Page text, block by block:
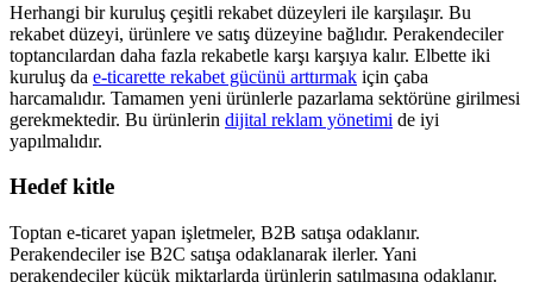
Herhangi bir kuruluş çeşitli rekabet düzeyleri ile karşılaşır. Bu
rekabet düzeyi, ürünlere ve satış düzeyine bağlıdır. Perakendeciler
toptancılardan daha fazla rekabetle karşı karşıya kalır. Elbette iki
kuruluş da e-ticarette rekabet gücünü arttırmak için çaba
harcamalıdır. Tamamen yeni ürünlerle pazarlama sektörüne girilmesi
gerekmektedir. Bu ürünlerin dijital reklam yönetimi de iyi
yapılmalıdır.
Hedef kitle
Toptan e-ticaret yapan işletmeler, B2B satışa odaklanır.
Perakendeciler ise B2C satışa odaklanarak ilerler. Yani
perakendeciler küçük miktarlarda ürünlerin satılmasına odaklanır.